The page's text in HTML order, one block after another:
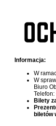
Informacja:
W
W
Biuro
Bilety
biletów